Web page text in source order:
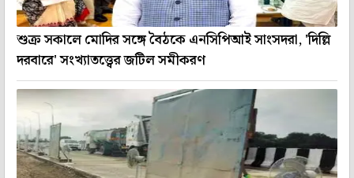
শুক্র সকালে মোদির সঙ্গে বৈঠকে এনসিপিআই সাংসদরা, 'দিল্লি
দরবারে' সংখ্যাতত্ত্বের জটিল সমীকরণ